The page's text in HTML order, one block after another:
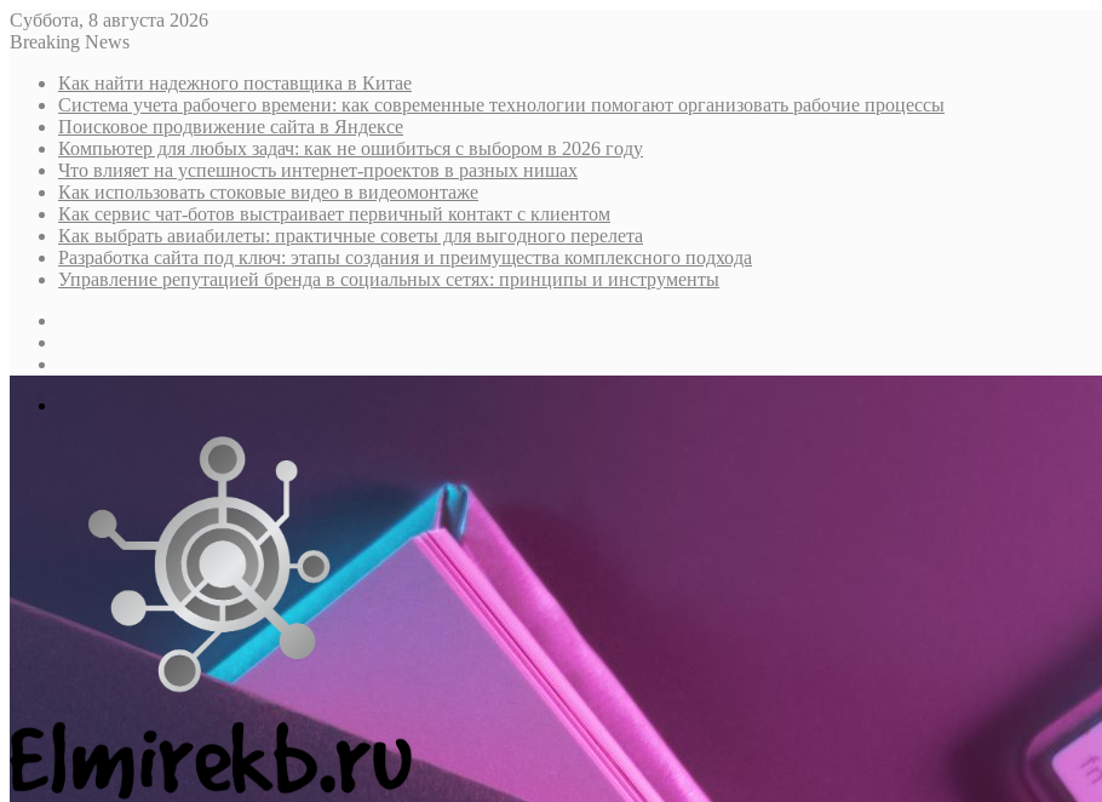
Суббота, 8 августа 2026
Breaking News
Как найти надежного поставщика в Китае
Система учета рабочего времени: как современные технологии помогают организовать рабочие процессы
Поисковое продвижение сайта в Яндексе
Компьютер для любых задач: как не ошибиться с выбором в 2026 году
Что влияет на успешность интернет-проектов в разных нишах
Как использовать стоковые видео в видеомонтаже
Как сервис чат-ботов выстраивает первичный контакт с клиентом
Как выбрать авиабилеты: практичные советы для выгодного перелета
Разработка сайта под ключ: этапы создания и преимущества комплексного подхода
Управление репутацией бренда в социальных сетях: принципы и инструменты